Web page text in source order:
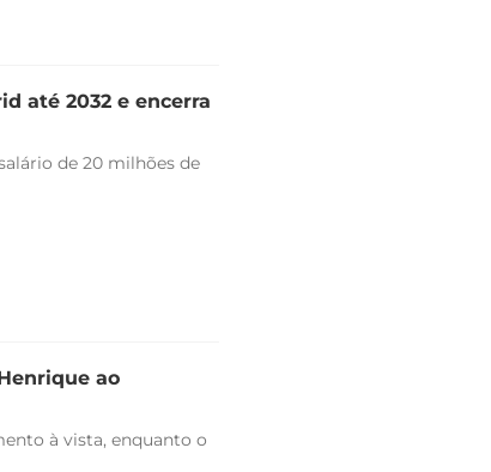
até 2032 e encerra
de 20 milhões de
ao
à vista, enquanto o